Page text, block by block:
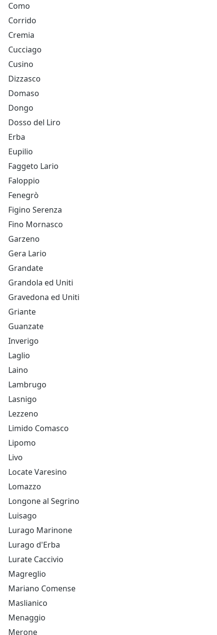
Como
Corrido
Cremia
Cucciago
Cusino
Dizzasco
Domaso
Dongo
Dosso del Liro
Erba
Eupilio
Faggeto Lario
Faloppio
Fenegrò
Figino Serenza
Fino Mornasco
Garzeno
Gera Lario
Grandate
Grandola ed Uniti
Gravedona ed Uniti
Griante
Guanzate
Inverigo
Laglio
Laino
Lambrugo
Lasnigo
Lezzeno
Limido Comasco
Lipomo
Livo
Locate Varesino
Lomazzo
Longone al Segrino
Luisago
Lurago Marinone
Lurago d'Erba
Lurate Caccivio
Magreglio
Mariano Comense
Maslianico
Menaggio
Merone